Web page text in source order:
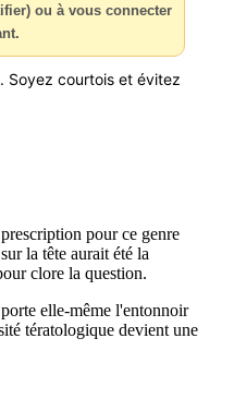
ou à vous connecter
Soyez courtois et évitez